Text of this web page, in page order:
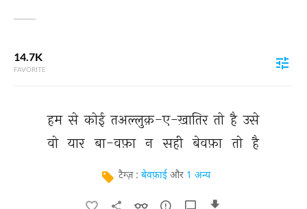
14.7K
FAVORITE
हम से कोई तअल्लुक़-ए-ख़ातिर तो है उसे
वो यार बा-वफ़ा न सही बेवफ़ा तो है
टैग्ज़ : बेवफ़ाई और 1 अन्य